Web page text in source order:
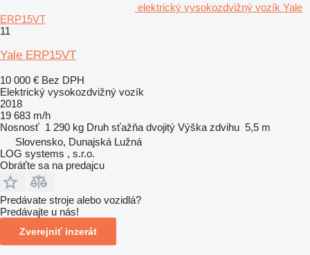
elektrický vysokozdvižný vozík Yale
ERP15VT
11
Yale ERP15VT
10 000 € Bez DPH
Elektrický vysokozdvižný vozík
2018
19 683 m/h
Nosnosť 1 290 kg Druh sťažňa dvojitý Výška zdvihu 5,5 m
Slovensko, Dunajská Lužná
LOG systems , s.r.o.
Obráťte sa na predajcu
Predávate stroje alebo vozidlá?
Predávajte u nás!
Zverejniť inzerát